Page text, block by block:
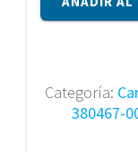
380467-
Categoría:
380467-